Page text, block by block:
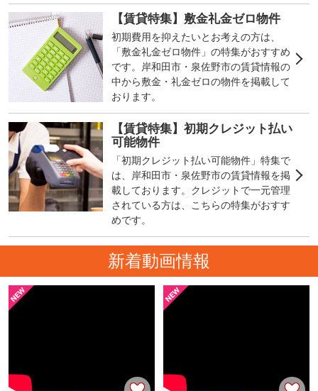
【賃貸特集】敷金礼金ゼロ物件
初期費用を抑えたいとお考えの方は、
「敷金礼金ゼロ物件」の特集がおすすめ
です。岸和田市・泉佐野市の賃貸情報の
中から敷金・礼金ゼロの物件を掲載して
おります。
【賃貸特集】初期クレジット払い
可能物件
「初期クレジット払い可能物件」特集で
は、岸和田市・泉佐野市の賃貸情報を掲
載しております。クレジットで一元管理
されている方は、こちらの特集がおすす
めです。
新着動画情報